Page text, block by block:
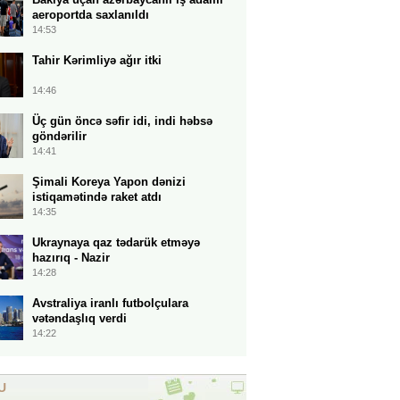
aeroportda saxlanıldı
14:53
Tahir Kərimliyə ağır itki
14:46
Üç gün öncə səfir idi, indi həbsə
göndərilir
14:41
Şimali Koreya Yapon dənizi
istiqamətində raket atdı
14:35
Ukraynaya qaz tədarük etməyə
hazırıq - Nazir
14:28
Avstraliya iranlı futbolçulara
vətəndaşlıq verdi
14:22